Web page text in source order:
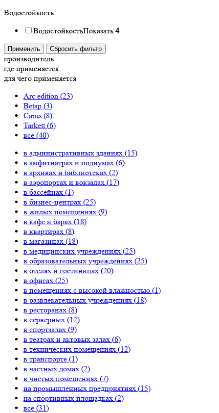
Водостойкость
ВодостойкостьПоказать 4
Применить Сбросить фильтр
производитель
где применяется
для чего применяется
Arc edition (23)
Betap (3)
Carus (8)
Tarkett (6)
все (40)
в административных зданиях (15)
в амфитиатрах и подиумах (6)
в архивах и библиотеках (2)
в аэропортах и вокзалах (17)
в бассейнах (1)
в бизнес-центрах (25)
в жилых помещениях (9)
в кафе и барах (18)
в квартирах (8)
в магазинах (18)
в медицинских учреждениях (25)
в образовательных учреждениях (25)
в отелях и гостиницах (20)
в офисах (25)
в помещениях с высокой влажностью (1)
в развлекательных учреждениях (18)
в ресторанах (8)
в серверных (12)
в спортзалах (9)
в театрах и актовых залах (6)
в технических помещениях (12)
в транспорте (1)
в частных домах (2)
в чистых помещениях (7)
на промышленных предприятиях (15)
на спортивных площадках (2)
все (31)